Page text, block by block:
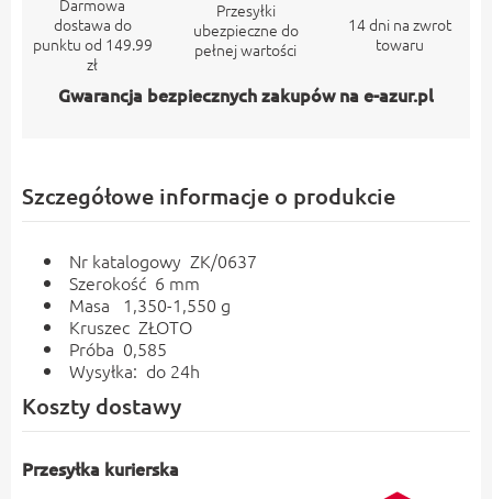
Darmowa
dostawa do
punktu od 149.99
zł
Przesyłki
ubezpieczne do
pełnej wartości
14 dni na zwrot
towaru
Gwarancja bezpiecznych zakupów na e-azur.pl
Szczegółowe informacje o produkcie
Nr katalogowy ZK/0637
Szerokość 6 mm
Masa 1,350-1,550 g
Kruszec ZŁOTO
Próba 0,585
Wysyłka: do 24h
Koszty dostawy
Przesyłka kurierska